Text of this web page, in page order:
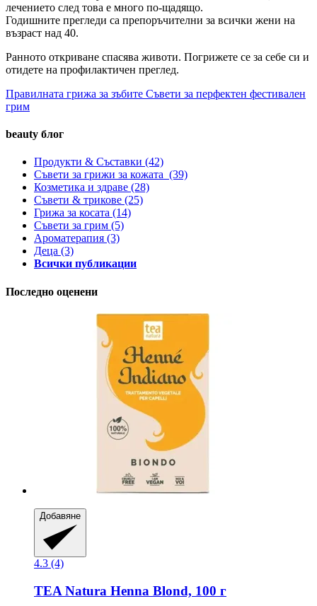
лечението след това е много по-щадящо.
Годишните прегледи са препоръчителни за всички жени на
възраст над 40.
Ранното откриване спасява животи. Погрижете се за себе си и
отидете на профилактичен преглед.
Правилната грижа за зъбите Съвети за перфектен фестивален
грим
beauty блог
Продукти & Съставки (42)
Съвети за грижи за кожата (39)
Козметика и здраве (28)
Съвети & трикове (25)
Грижа за косата (14)
Съвети за грим (5)
Ароматерапия (3)
Деца (3)
Всички публикации
Последно оценени
Добавяне
4.3 (4)
TEA Natura Henna Blond, 100 г